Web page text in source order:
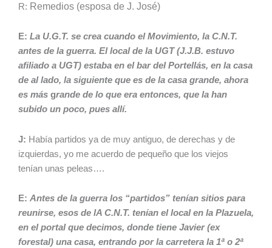
R: Remedios (esposa de J. José)
E: La U.G.T. se crea cuando el Movimiento, la C.N.T.
antes de la guerra. El local de la UGT (J.J.B. estuvo
afiliado a UGT) estaba en el bar del Portellás, en la casa
de al lado, la siguiente que es de la casa grande, ahora
es más grande de lo que era entonces, que la han
subido un poco, pues allí.
J: Había partidos ya de muy antiguo, de derechas y de
izquierdas, yo me acuerdo de pequeño que los viejos
tenían unas peleas….
E: Antes de la guerra los “partidos” tenían sitios para
reunirse, esos de lA C.N.T. tenían el local en la Plazuela,
en el portal que decimos, donde tiene Javier (ex
forestal) una casa, entrando por la carretera la 1ª o 2ª